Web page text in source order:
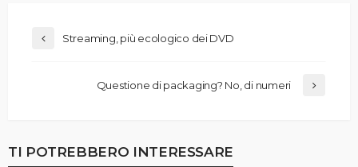
Streaming, più ecologico dei DVD
Questione di packaging? No, di numeri
TI POTREBBERO INTERESSARE